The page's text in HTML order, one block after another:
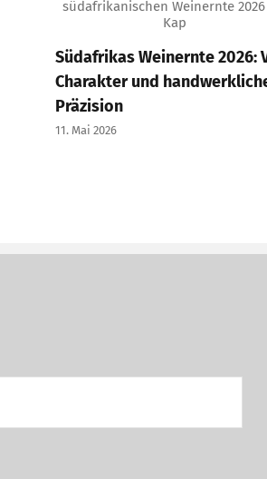
Südafrikas Weinernte 2026:
Charakter und
Präzision
11. Mai 2026